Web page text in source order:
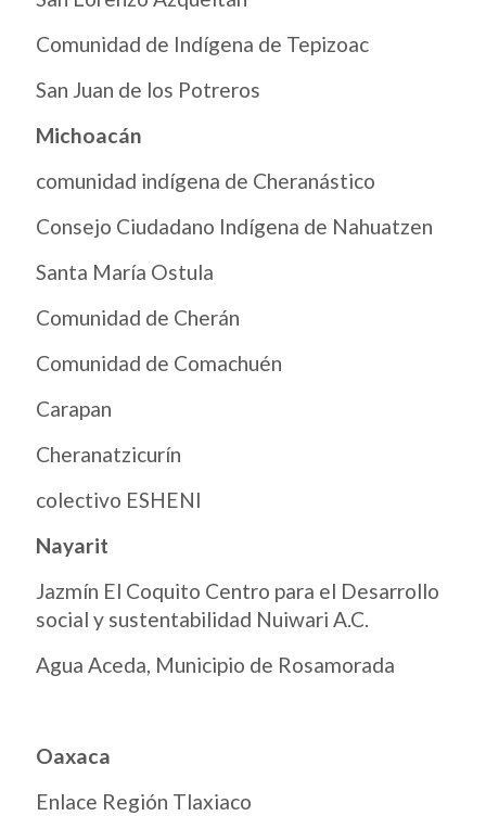
Comunidad de Indígena de Tepizoac
San Juan de los Potreros
Michoacán
comunidad indígena de Cheranástico
​​Consejo Ciudadano Indígena de Nahuatzen
Santa María Ostula
Comunidad de Cherán
Comunidad de Comachuén
Carapan
Cheranatzicurín
colectivo ESHENI
Nayarit
Jazmín El Coquito Centro para el Desarrollo
social y sustentabilidad Nuiwari A.C.
Agua Aceda, Municipio de Rosamorada
Oaxaca
Enlace Región Tlaxiaco